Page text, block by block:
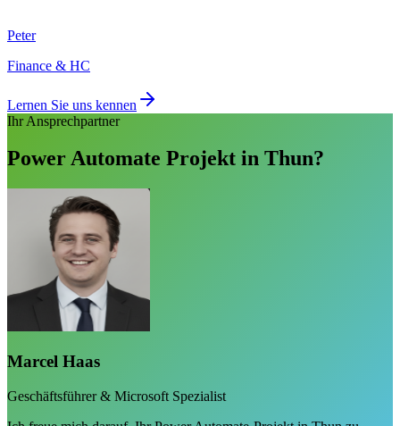
Peter
Finance & HC
Lernen Sie uns kennen
Ihr Ansprechpartner
Power Automate Projekt in Thun?
Marcel Haas
Geschäftsführer & Microsoft Spezialist